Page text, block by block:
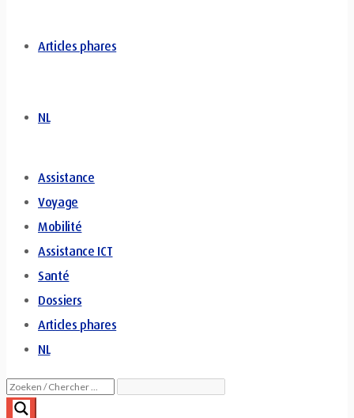
Articles phares
NL
Assistance
Voyage
Mobilité
Assistance ICT
Santé
Dossiers
Articles phares
NL